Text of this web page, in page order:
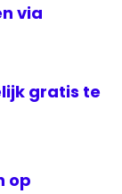
via
gratis te
op